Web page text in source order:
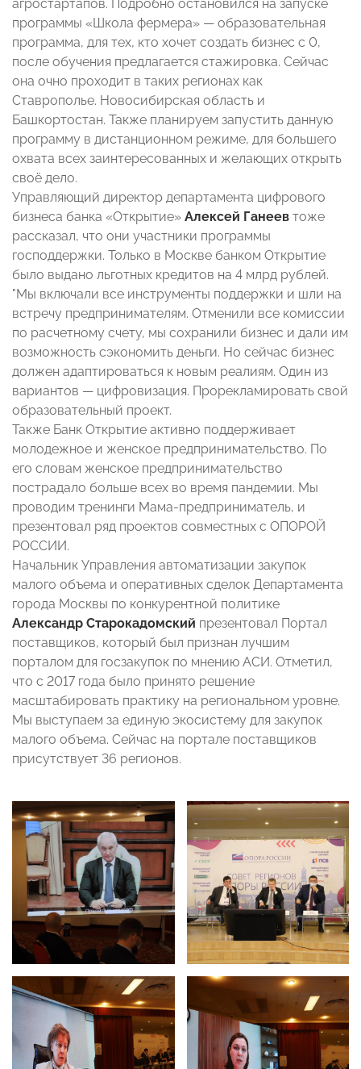
агростартапов. Подробно остановился на запуске
программы «Школа фермера» — образовательная
программа, для тех, кто хочет создать бизнес с 0,
после обучения предлагается стажировка. Сейчас
она очно проходит в таких регионах как
Ставрополье. Новосибирская область и
Башкортостан. Также планируем запустить данную
программу в дистанционном режиме, для большего
охвата всех заинтересованных и желающих открыть
своё дело.
Управляющий директор департамента цифрового
бизнеса банка «Открытие» Алексей Ганеев тоже
рассказал, что они участники программы
господдержки. Только в Москве банком Открытие
было выдано льготных кредитов на 4 млрд рублей.
"Мы включали все инструменты поддержки и шли на
встречу предпринимателям. Отменили все комиссии
по расчетному счету, мы сохранили бизнес и дали им
возможность сэкономить деньги. Но сейчас бизнес
должен адаптироваться к новым реалиям. Один из
вариантов — цифровизация. Прорекламировать свой
образовательный проект.
Также Банк Открытие активно поддерживает
молодежное и женское предпринимательство. По
его словам женское предпринимательство
пострадало больше всех во время пандемии. Мы
проводим тренинги Мама-предприниматель, и
презентовал ряд проектов совместных с ОПОРОЙ
РОССИИ.
Начальник Управления автоматизации закупок
малого объема и оперативных сделок Департамента
города Москвы по конкурентной политике
Александр Старокадомский презентовал Портал
поставщиков, который был признан лучшим
порталом для госзакупок по мнению АСИ. Отметил,
что с 2017 года было принято решение
масштабировать практику на региональном уровне.
Мы выступаем за единую экосистему для закупок
малого объема. Сейчас на портале поставщиков
присутствует 36 регионов.